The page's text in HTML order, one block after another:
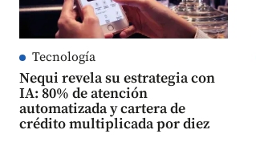
Tecnología
Nequi revela su estrategia con
IA: 80% de atención
automatizada y cartera de
crédito multiplicada por diez